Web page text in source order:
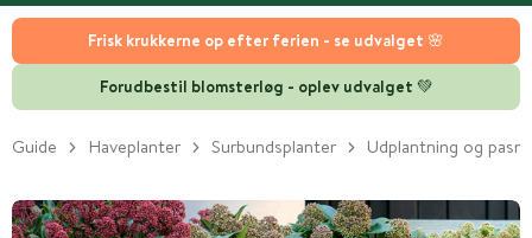
Frisk krukkerne op efter ferien - se udvalget 🌸
Forudbestil blomsterløg - oplev udvalget 💚
Guide Haveplanter Surbundsplanter Udplantning og